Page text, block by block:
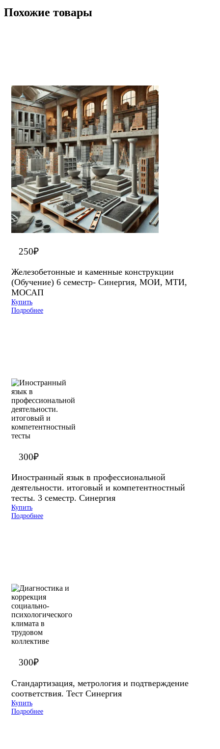
Похожие товары
250₽
Железобетонные и каменные конструкции
(Обучение) 6 семестр- Синергия, МОИ, МТИ,
МОСАП
Купить
Подробнее
300₽
Иностранный язык в профессиональной
деятельности. итоговый и компетентностный
тесты. 3 семестр. Синергия
Купить
Подробнее
300₽
Стандартизация, метрология и подтверждение
соответствия. Тест Синергия
Купить
Подробнее